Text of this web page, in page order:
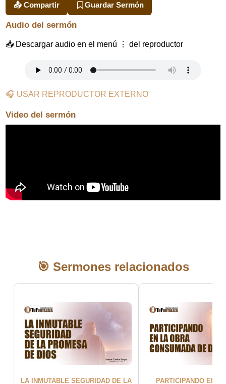
📤 Compartir Guardar Sermón
Audio del sermón
📥 Descargar audio en el menú ⋮ del reproductor
🎧 USAR REPRODUCTOR EXTERNO
Video del sermón
🎯 Sermones relacionados
LA INMUTABLE SEGURIDAD DE LA PARTICIPANDO EN